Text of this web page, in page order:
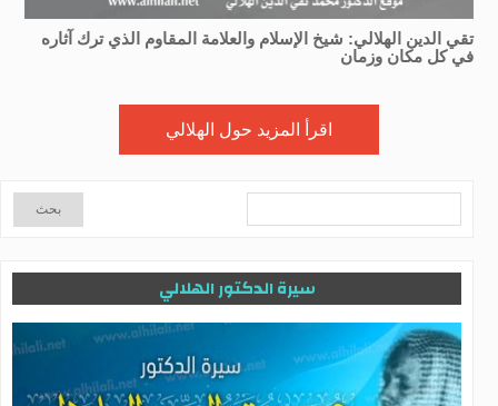
تقي الدين الهلالي: شيخ الإسلام والعلامة المقاوم الذي ترك آثاره
في كل مكان وزمان
اقرأ المزيد حول الهلالي
سيرة الدكتور الهلالي